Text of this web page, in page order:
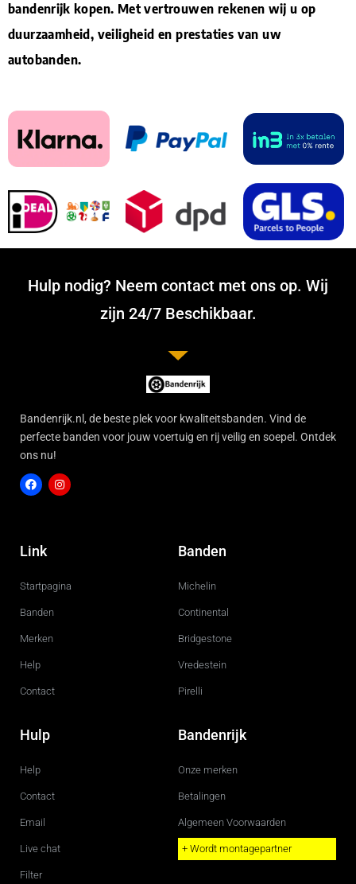
bandenrijk kopen. Met vertrouwen rekenen wij u op
duurzaamheid, veiligheid en prestaties van uw
autobanden.
Hulp nodig? Neem contact met ons op. Wij
zijn 24/7 Beschikbaar.
Bandenrijk.nl, de beste plek voor kwaliteitsbanden. Vind de
perfecte banden voor jouw voertuig en rij veilig en soepel. Ontdek
ons nu!
c
e
o
g
r
Link
Startpagina
Banden
Merken
Help
Contact
Banden
Michelin
Continental
Bridgestone
Vredestein
Pirelli
Hulp
Help
Contact
Email
Live chat
Filter
Bandenrijk
Onze merken
Betalingen
Algemeen Voorwaarden
+ Wordt montagepartner